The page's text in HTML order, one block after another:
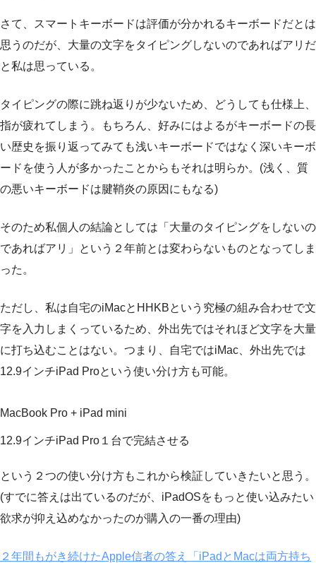
さて、スマートキーボードは評価が分かれるキーボードだとは
思うのだが、大量の文字をタイピングしないのであればアリだ
と私は思っている。
タイピングの際に跳ね返りが少ないため、どうしても仕様上、
指が疲れてしまう。もちろん、好みにはよるがキーボードの長
い歴史を振り返ってみても浅いキーボードではなく深いキーボ
ードを使う人が多かったことからもそれは明らか。(浅く、質
の悪いキーボードは腱鞘炎の原因にもなる)
そのため私個人の結論としては「大量のタイピングをしないの
であればアリ」という２年前とは変わらないものとなってしま
った。
ただし、私は自宅のiMacとHHKBという究極の組み合わせで文
字を入力しまくっているため、外出先ではそれほど文字を大量
に打ち込むことはない。つまり、自宅ではiMac、外出先では
12.9インチiPad Proという使い分け方も可能。
MacBook Pro + iPad mini
12.9インチiPad Pro１台で完結させる
という２つの使い分け方もこれから検証していきたいと思う。
(すでに答えは出ているのだが、iPadOSをもっと使い込みたい
欲求が抑え込めなかったのが購入の一番の理由)
２年間もがき続けたApple信者の答え「iPadとMacは両方持ち